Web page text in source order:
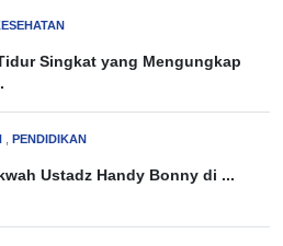
Singkat yang Mengungkap
PENDIDIKAN
Ustadz Handy Bonny di ...